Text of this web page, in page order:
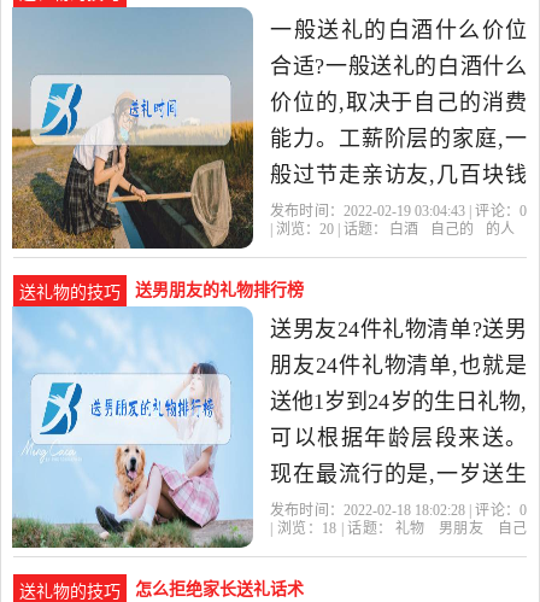
一般送礼的白酒什么价位
合适?一般送礼的白酒什么
价位的,取决于自己的消费
能力。工薪阶层的家庭,一
般过节走亲访友,几百块钱
的酒一般就是大众消费了,
发布时间：2022-02-19 03:04:43 | 评论： 0
| 浏览： 20 | 话题： 白酒 自己的 的人
送礼物的技巧 送男朋友的礼物排行榜
送男友24件礼物清单?送男
朋友24件礼物清单,也就是
送他1岁到24岁的生日礼物,
可以根据年龄层段来送。
现在最流行的是,一岁送生
日报,二岁奶嘴,三岁定制毛
发布时间：2022-02-18 18:02:28 | 评论： 0
| 浏览： 18 | 话题： 礼物 男朋友
自己
送礼物的技巧 怎么拒绝家长送礼话术